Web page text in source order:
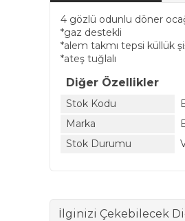
4 gözlü odunlu döner
*gaz destekli
*alem takmı tepsi küllük
*ateş tuğlalı
Diğer Özellikler
Stok Kodu
Marka
Stok Durumu
İlginizi Çekebilecek